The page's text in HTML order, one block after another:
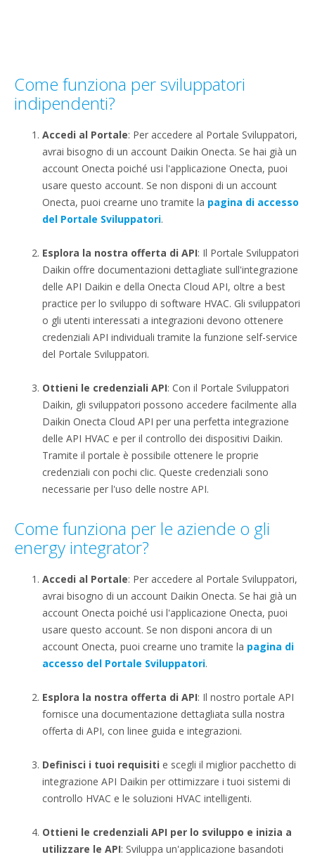
Come funziona per sviluppatori
indipendenti?
Accedi al Portale: Per accedere al Portale Sviluppatori,
avrai bisogno di un account Daikin Onecta. Se hai già un
account Onecta poiché usi l'applicazione Onecta, puoi
usare questo account. Se non disponi di un account
Onecta, puoi crearne uno tramite la pagina di accesso
del Portale Sviluppatori.​
Esplora la nostra offerta di API: Il Portale Sviluppatori
Daikin offre documentazioni dettagliate sull'integrazione
delle API Daikin e della Onecta Cloud API, oltre a best
practice per lo sviluppo di software HVAC. Gli sviluppatori
o gli utenti interessati a integrazioni devono ottenere
credenziali API individuali tramite la funzione self-service
del Portale Sviluppatori.
Ottieni le credenziali API: Con il Portale Sviluppatori
Daikin, gli sviluppatori possono accedere facilmente alla
Daikin Onecta Cloud API per una perfetta integrazione
delle API HVAC e per il controllo dei dispositivi Daikin.
Tramite il portale è possibile ottenere le proprie
credenziali con pochi clic. Queste credenziali sono
necessarie per l'uso delle nostre API.
Come funziona per le aziende o gli
energy integrator?
Accedi al Portale: Per accedere al Portale Sviluppatori,
avrai bisogno di un account Daikin Onecta. Se hai già un
account Onecta poiché usi l'applicazione Onecta, puoi
usare questo account. Se non disponi ancora di un
account Onecta, puoi crearne uno tramite la pagina di
accesso del Portale Sviluppatori.
Esplora la nostra offerta di API: Il nostro portale API
fornisce una documentazione dettagliata sulla nostra
offerta di API, con linee guida e integrazioni.
Definisci i tuoi requisiti e scegli il miglior pacchetto di
integrazione API Daikin per ottimizzare i tuoi sistemi di
controllo HVAC e le soluzioni HVAC intelligenti.
Ottieni le credenziali API per lo sviluppo e inizia a
utilizzare le API: Sviluppa un'applicazione basandoti